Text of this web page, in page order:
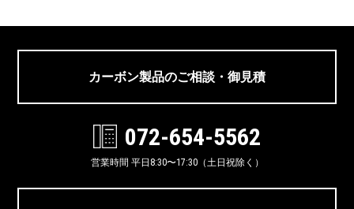
カーボン製品のご相談・御見積
072-654-5562
営業時間 平日8:30〜17:30（土日祝除く）